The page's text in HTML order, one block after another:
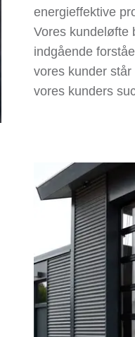
energieffektive
Vores kundeløfte
indgående
vores kunder
vores kunders